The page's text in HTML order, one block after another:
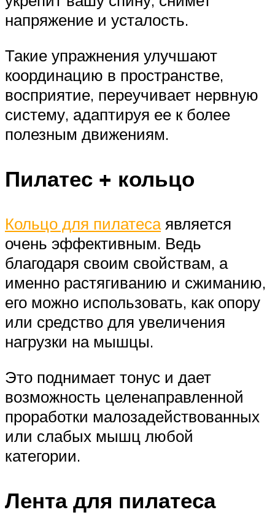
напряжение и усталость.
Такие упражнения улучшают
координацию в пространстве,
восприятие, переучивает нервную
систему, адаптируя ее к более
полезным движениям.
Пилатес + кольцо
Кольцо для пилатесаявляется
очень эффективным. Ведь
благодаря своим свойствам, а
именно растягиванию и сжиманию,
его можно использовать, как опору
или средство для увеличения
нагрузки на мышцы.
Это поднимает тонус и дает
возможность целенаправленной
проработки малозадействованных
или слабых мышц любой
категории.
Лента для пилатеса